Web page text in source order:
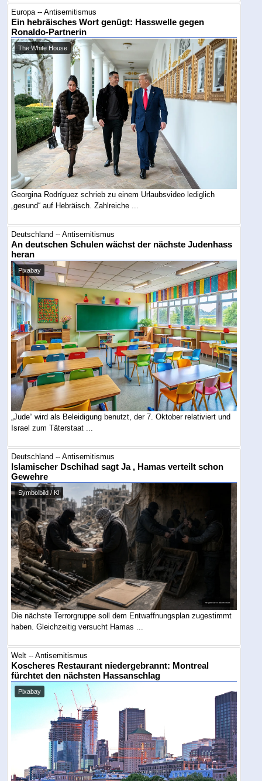
Europa -- Antisemitismus
Ein hebräisches Wort genügt: Hasswelle gegen
Ronaldo-Partnerin
The White House
Georgina Rodríguez schrieb zu einem Urlaubsvideo lediglich
„gesund“ auf Hebräisch. Zahlreiche ...
Deutschland -- Antisemitismus
An deutschen Schulen wächst der nächste Judenhass
heran
Pixabay
„Jude“ wird als Beleidigung benutzt, der 7. Oktober relativiert und
Israel zum Täterstaat ...
Deutschland -- Antisemitismus
Islamischer Dschihad sagt Ja , Hamas verteilt schon
Gewehre
Symbolbild / KI
Die nächste Terrorgruppe soll dem Entwaffnungsplan zugestimmt
haben. Gleichzeitig versucht Hamas ...
Welt -- Antisemitismus
Koscheres Restaurant niedergebrannt: Montreal
fürchtet den nächsten Hassanschlag
Pixabay